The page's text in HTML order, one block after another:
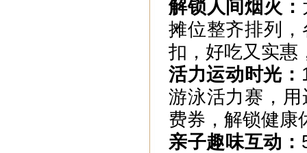
解锁人间烟火：
摊位整齐排列
扣，好吃又实惠
活力运动时光：
游泳活力赛，
费券，解锁健康
亲子趣味互动：